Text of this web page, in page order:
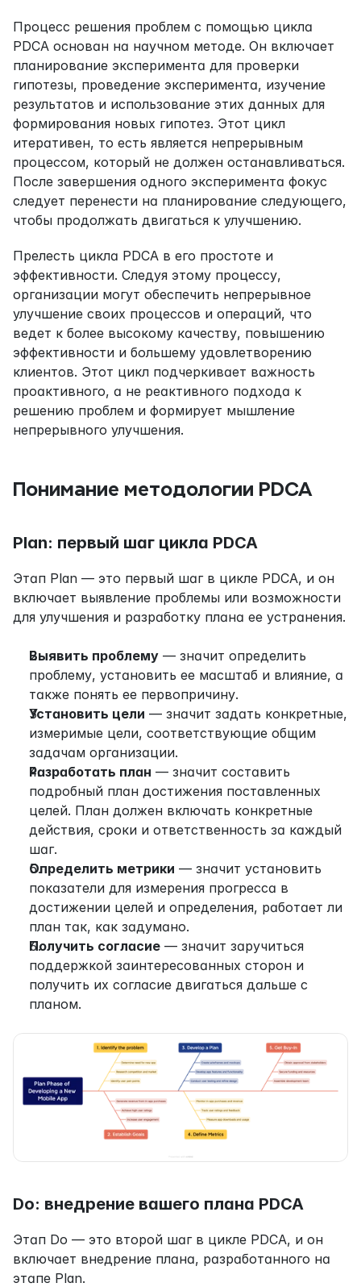
Процесс решения проблем с помощью цикла
PDCA основан на научном методе. Он включает
планирование эксперимента для проверки
гипотезы, проведение эксперимента, изучение
результатов и использование этих данных для
формирования новых гипотез. Этот цикл
итеративен, то есть является непрерывным
процессом, который не должен останавливаться.
После завершения одного эксперимента фокус
следует перенести на планирование следующего,
чтобы продолжать двигаться к улучшению.
Прелесть цикла PDCA в его простоте и
эффективности. Следуя этому процессу,
организации могут обеспечить непрерывное
улучшение своих процессов и операций, что
ведет к более высокому качеству, повышению
эффективности и большему удовлетворению
клиентов. Этот цикл подчеркивает важность
проактивного, а не реактивного подхода к
решению проблем и формирует мышление
непрерывного улучшения.
Понимание методологии PDCA
Plan: первый шаг цикла PDCA
Этап Plan — это первый шаг в цикле PDCA, и он
включает выявление проблемы или возможности
для улучшения и разработку плана ее устранения.
Выявить проблему — значит определить
проблему, установить ее масштаб и влияние, а
также понять ее первопричину.
Установить цели — значит задать конкретные,
измеримые цели, соответствующие общим
задачам организации.
Разработать план — значит составить
подробный план достижения поставленных
целей. План должен включать конкретные
действия, сроки и ответственность за каждый
шаг.
Определить метрики — значит установить
показатели для измерения прогресса в
достижении целей и определения, работает ли
план так, как задумано.
Получить согласие — значит заручиться
поддержкой заинтересованных сторон и
получить их согласие двигаться дальше с
планом.
Do: внедрение вашего плана PDCA
Этап Do — это второй шаг в цикле PDCA, и он
включает внедрение плана, разработанного на
этапе Plan.